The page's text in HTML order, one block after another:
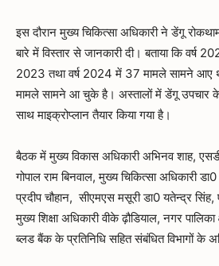
इस दौरान मुख्य चिकित्सा अधिकारी ने डेंगू
बारे में विस्तार से जानकारी दी। बताया कि वर्ष
2023 तथा वर्ष 2024 में 37 मामले सामने आए
मामले सामने आ चुके है। अस्तालों में डेंगू उपचार
साथ माइक्रोप्लान तैयार किया गया है।
बैठक में मुख्य विकास अधिकारी अभिनव शाह,
गोपाल राम बिनवाल, मुख्य चिकित्सा अधिकारी
प्रदीप चौहान, सीएमएस मसूरी डा0 यतेन्द्र
मुख्य शिक्षा अधिकारी वीके ढ़ौडियाल, नगर
ब्लड बैंक के प्रतिनिधि सहित संबंधित विभागों के